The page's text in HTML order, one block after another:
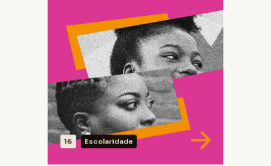
16 Escolaridade
Fonte: IBGE | Censo 2010. Elaborado pelo
CEDRA.
VER DADOS